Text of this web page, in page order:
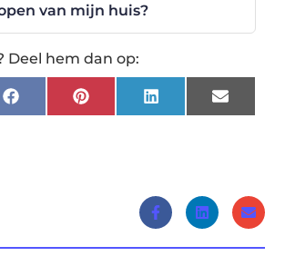
van mijn huis?
Deel hem dan op:
FacebookPinterestLinkedInEmail